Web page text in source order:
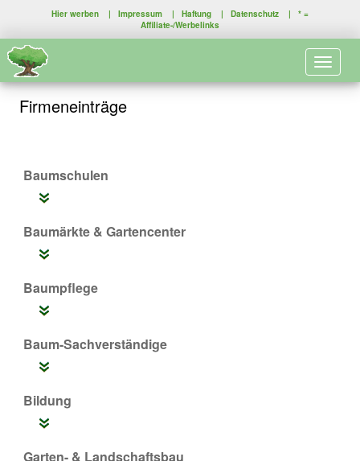
Hier werben | Impressum | Haftung | Datenschutz | * =
Affiliate-/Werbelinks
Firmeneinträge
Baumschulen
Baumärkte & Gartencenter
Baumpflege
Baum-Sachverständige
Bildung
Garten- & Landschaftsbau